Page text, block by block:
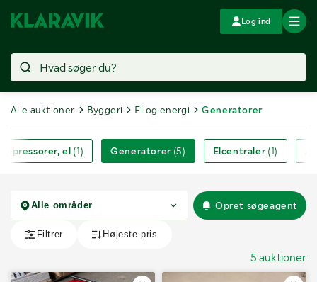
Log ind
Alle auktioner Byggeri El og energi Generatorer
el (1) Generatorer (5) Elcentraler (1)
Opret søgeagent
5 auktioner